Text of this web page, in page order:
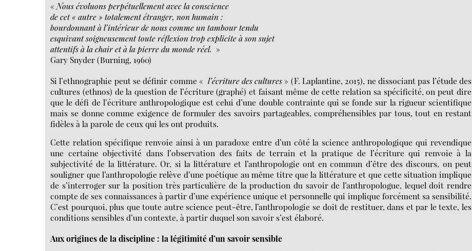
«Nous évoluons perpétuellement avec la conscience
de cet « autre » totalement étranger, non humain :
bourdonnant à l’intérieur de nous comme un tambour tendu
esquivant soigneusement toute réflexion trop explicite à son sujet
attentifs à la chair et à la pierre du monde réel. »
Gary Snyder (Burning, 1960)
Si l’ethnographie peut se définir comme « l’écriture des cultures » (F. Laplantine, 2015), ne dissociant pas l’étude des
cultures (ethnos) de la question de l’écriture (graphé) et faisant même de cette relation sa spécificité, on peut dire
que le défi de l’écriture anthropologique est celui d’une double contrainte qui se fonde sur la rigueur scientifique
mais se donne comme exigence de formuler des savoirs partageables, compréhensibles par tous, tout en restant
fidèles à la parole de ceux qui les ont produits.
Cette relation spécifique renvoie ainsi à un paradoxe entre d’un côté la science anthropologique qui revendique
une certaine objectivité dans l’observation des faits de terrain et la pratique de l’écriture qui renvoie à la
subjectivité de la littérature. Or, si la littérature et l’anthropologie ont en commun d’être des discours, on peut
souligner que l’anthropologie relève d’une poétique au même titre que la littérature et que cette situation implique
de s’interroger sur la position très particulière de la production du savoir de l’anthropologue, lequel doit rendre
compte de ses connaissances à partir d’une expérience unique et personnelle qui implique forcément sa sensibilité.
C’est pourquoi, plus que toute autre science peut-être, l’anthropologie se doit de restituer, dans et par le texte, les
conditions sensibles d’un contexte, à partir duquel son savoir s’est élaboré.
Aux origines de la discipline : la légitimité d’un savoir sensible